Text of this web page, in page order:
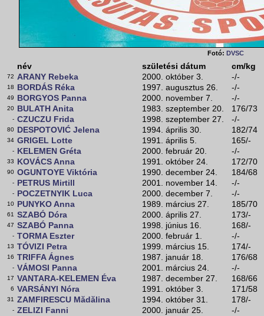
Fotó: DVSC
név születési dátum cm/kg
72 ARANY Rebeka 2000. október 3. -/-
18 BORDÁS Réka 1997. augusztus 26. -/-
49 BORGYOS Panna 2000. november 7. -/-
20 BULATH Anita 1983. szeptember 20. 176/73
- CZUCZU Frida 1998. szeptember 27. -/-
80 DESPOTOVIĆ Jelena 1994. április 30. 182/74
34 GRIGEL Lotte 1991. április 5. 165/-
- KELEMEN Gréta 2000. február 20. -/-
33 KOVÁCS Anna 1991. október 24. 172/70
90 OGUNTOYE Viktória 1990. december 24. 184/68
- PETRUS Mirtill 2001. november 14. -/-
- POCZETNYIK Luca 2000. december 7. -/-
10 PUNYKO Anna 1989. március 27. 185/70
61 SZABÓ Dóra 2000. április 27. 173/-
47 SZABÓ Panna 1998. június 16. 168/-
- TORMA Eszter 2000. február 1. -/-
13 TÓVIZI Petra 1999. március 15. 174/-
16 TRIFFA Ágnes 1987. január 18. 176/68
- VÁMOSI Panna 2001. március 24. -/-
17 VANTARA-KELEMEN Éva 1987. december 27. 168/66
6 VARSÁNYI Nóra 1991. október 3. 171/58
31 ZAMFIRESCU Mădălina 1994. október 31. 178/-
- ZELIZI Fanni 2000. január 25. -/-